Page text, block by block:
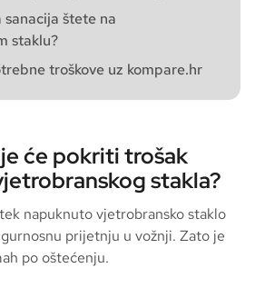
sanacija štete na
staklu?
troškove uz kompare.hr
će pokriti trošak
stakla?
napuknuto vjetrobransko staklo
prijetnju u vožnji. Zato je
po oštećenju.